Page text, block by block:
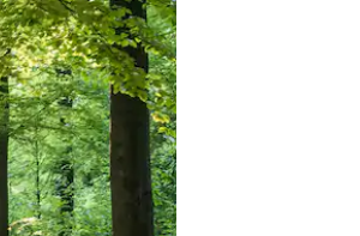
o bien tocando y deslizando la pantalla.